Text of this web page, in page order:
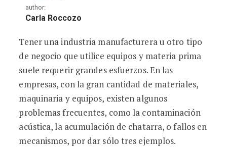
author:
Carla Roccozo
Soluciones para problemas comunes
Tener una industria manufacturera u otro tipo
de negocio que utilice equipos y materia prima
suele requerir grandes esfuerzos. En las
empresas, con la gran cantidad de materiales,
maquinaria y equipos, existen algunos
problemas frecuentes, como la contaminación
acústica, la acumulación de chatarra, o fallos en
mecanismos, por dar sólo tres ejemplos.